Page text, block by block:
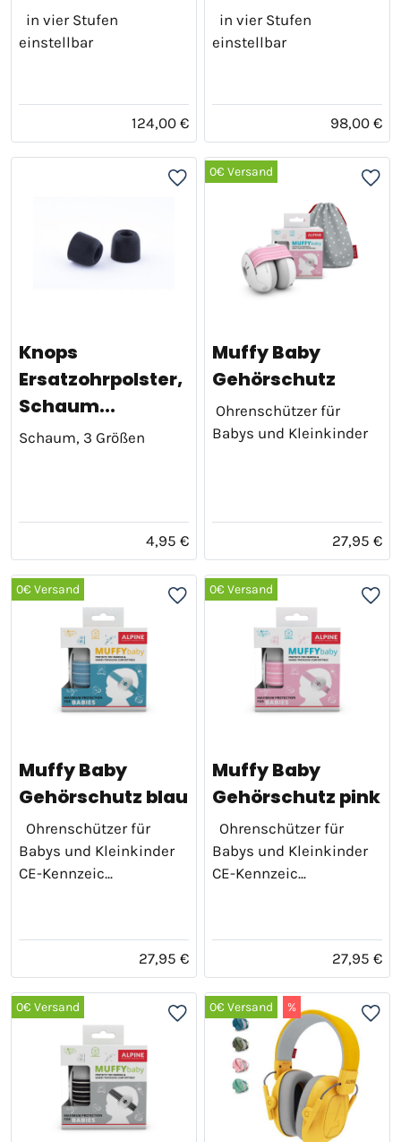
in vier Stufen
einstellbar
124,00 €
in vier Stufen
einstellbar
98,00 €
Knops
Ersatzohrpolster,
Schaum...
Schaum, 3 Größen
4,95 €
0€ Versand
Muffy Baby
Gehörschutz
Ohrenschützer für
Babys und Kleinkinder
27,95 €
0€ Versand
Muffy Baby
Gehörschutz blau
Ohrenschützer für
Babys und Kleinkinder
CE-Kennzeic...
27,95 €
0€ Versand
Muffy Baby
Gehörschutz pink
Ohrenschützer für
Babys und Kleinkinder
CE-Kennzeic...
27,95 €
0€ Versand 0€ Versand %